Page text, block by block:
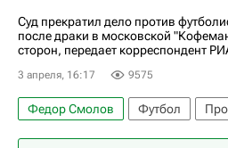
Суд прекратил дело против
после драки в московской
сторон, передает корреспондент
3 апреля, 16:17 9575
Федор Смолов Футбол
Москва
Россия